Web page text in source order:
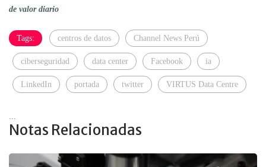
de valor diario
Tags: centros de datos Channel News Perú
ciberseguridad data center Facebook ia
LinkedIn portada twitter VIRTUS Data Centre
Notas Relacionadas